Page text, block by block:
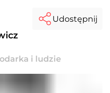
i ludzie
Udostępnij